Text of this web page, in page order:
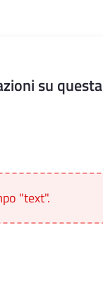
su questa
"text".